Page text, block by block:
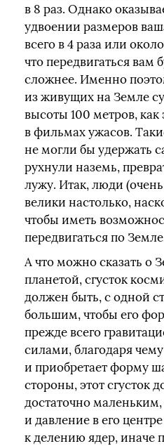
в 8 раз. Однако
удвоении размеров
всего в 4 раза или
что передвигаться вам
сложнее. Именно
из живущих на Земле
высоты 100 метров, как
в фильмах ужасов.
не могли бы удержать
рухнули наземь,
лужу. Итак, люди
велики настолько,
чтобы иметь
передвигаться по
А что можно сказать о
планетой, сгусток
должен быть, с одной
большим, чтобы его
прежде всего
силами, благодаря
и приобретает форму
стороны, этот сгусток
достаточно
и давление в его
к делению ядер, иначе